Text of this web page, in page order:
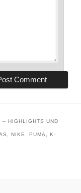
– HIGHLIGHTS UND
NIKE, PUMA, K-